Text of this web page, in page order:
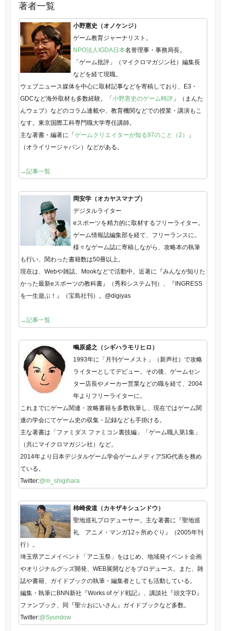
著者一覧
小野憲史（オノケンジ）
ゲーム教育ジャーナリスト。
NPO法人IGDA日本名誉理事・事務局長。
「ゲーム批評」（マイクロマガジン社）編集長
などを経て現職。
ウェブニュース媒体を中心に取材記事などを寄稿しており、E3・
GDCなど海外取材も多数経験。「小野憲史のゲーム時評」（まんた
んウェブ）などのコラム連載や、教育機関などでの授業・講演もこ
なす。東京国際工科専門職大学専任講師。
主な著書・編著に「ゲームクリエイターが知る97のこと（2）
」
（オライリージャパン）などがある。
→記事一覧
岡安学（オカヤスマナブ）
デジタルライター
eスポーツを精力的に取材するフリーライター。
ゲーム情報誌編集部を経て、フリーランスに。
様々なゲーム誌に寄稿しながら、攻略本の執筆
も行い、関わった書籍数は50冊以上。
現在は、Webや雑誌、Mookなどで活動中。近著に『みんなが知りた
かった最新eスポーツの教科書』（秀和システム刊）、『INGRESS
を一生遊ぶ！』（宝島社刊）。@digiyas
→記事一覧
鴫原盛之（シギハラモリヒロ）
1993年に「月刊ゲーメスト」（新声社）で攻略
ライターとしてデビュー。その後、ゲームセン
ター店長やメーカー営業などの職を経て、2004
年よりフリーライターに。
これまでにゲーム関連・攻略書籍を多数執筆し、現在ではゲーム関
連の学会にてゲーム史の収集・記録なども手掛ける。
主な著書は「ファミダス ファミコン裏技編」「ゲーム職人第1集」
（共にマイクロマガジン社）など。
2014年より日本デジタルゲーム学会ゲームメディアSIG代表を務め
ている。
Twitter:@m_shigihara
柿崎俊道（カキザキシュンドウ）
聖地巡礼プロデューサー。主な著書に『聖地巡
礼 アニメ・マンガ12ヶ所めぐり』（2005年刊
行）。
埼玉県アニメイベント「アニ玉祭」をはじめ、地域発イベント企画
やオリジナルグッズ開発、WEB展開などをプロデュース。また、雑
誌や書籍、ガイドブックの執筆・編集者としても活動している。
編集・執筆にBNN新社『Works of ゲド戦記』、講談社『頭文字D』
ファンブック、同『聖☆おにいさん』ガイドブックなど多数。
Twitter:@Syundow